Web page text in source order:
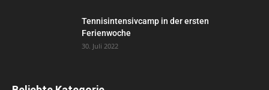
Tennisintensivcamp in der ersten
Ferienwoche
30. Juli 2022